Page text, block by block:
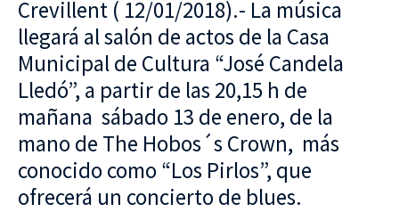
Crevillent ( 12/01/2018).- La música
llegará al salón de actos de la Casa
Municipal de Cultura “José Candela
Lledó”, a partir de las 20,15 h de
mañana sábado 13 de enero, de la
mano de The Hobos´s Crown, más
conocido como “Los Pirlos”, que
ofrecerá un concierto de blues.